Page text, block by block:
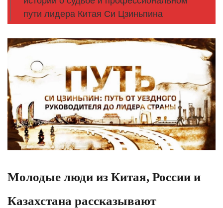
пути лидера Китая Си Цзиньпина
Молодые люди из Китая, России и
Казахстана рассказывают